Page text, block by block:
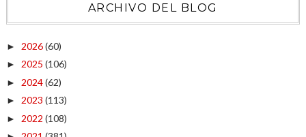
ARCHIVO DEL BLOG
► 2026(60)
► 2025 (106)
► 2024(62)
► 2023 (113)
► 2022 (108)